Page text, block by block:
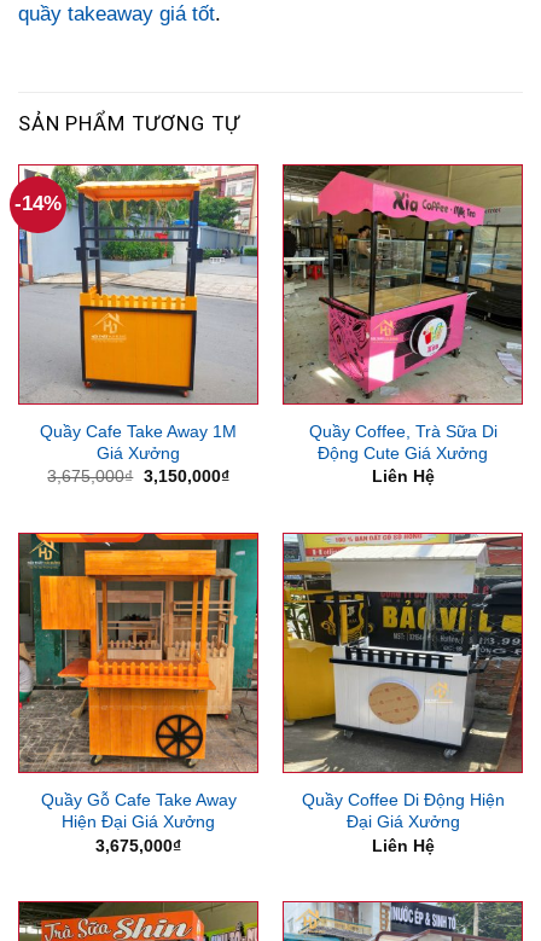
quầy takeaway giá tốt.
SẢN PHẨM TƯƠNG TỰ
-14%
Quầy Cafe Take Away 1M
Giá Xưởng
3,675,000₫ Giá
3,150,000₫Giá
3,150,000₫.
Quầy Coffee, Trà Sữa Di
Động Cute Giá Xưởng
Liên Hệ
Quầy Gỗ Cafe Take Away
Hiện Đại Giá Xưởng
3,675,000₫
Quầy Coffee Di Động Hiện
Đại Giá Xưởng
Liên Hệ